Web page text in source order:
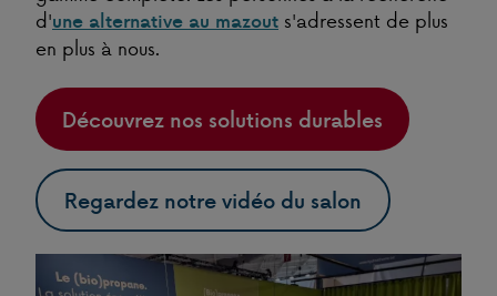
d'une alternative au mazout s'adressent de plus
en plus à nous.
Découvrez nos solutions durables
Regardez notre vidéo du salon